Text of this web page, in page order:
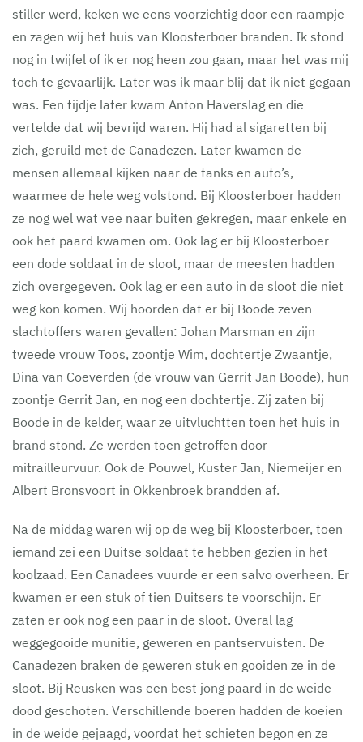
stiller werd, keken we eens voorzichtig door een raampje
en zagen wij het huis van Kloosterboer branden. Ik stond
nog in twijfel of ik er nog heen zou gaan, maar het was mij
toch te gevaarlijk. Later was ik maar blij dat ik niet gegaan
was. Een tijdje later kwam Anton Haverslag en die
vertelde dat wij bevrijd waren. Hij had al sigaretten bij
zich, geruild met de Canadezen. Later kwamen de
mensen allemaal kijken naar de tanks en auto’s,
waarmee de hele weg volstond. Bij Kloosterboer hadden
ze nog wel wat vee naar buiten gekregen, maar enkele en
ook het paard kwamen om. Ook lag er bij Kloosterboer
een dode soldaat in de sloot, maar de meesten hadden
zich overgegeven. Ook lag er een auto in de sloot die niet
weg kon komen. Wij hoorden dat er bij Boode zeven
slachtoffers waren gevallen: Johan Marsman en zijn
tweede vrouw Toos, zoontje Wim, dochtertje Zwaantje,
Dina van Coeverden (de vrouw van Gerrit Jan Boode), hun
zoontje Gerrit Jan, en nog een dochtertje. Zij zaten bij
Boode in de kelder, waar ze uitvluchtten toen het huis in
brand stond. Ze werden toen getroffen door
mitrailleurvuur. Ook de Pouwel, Kuster Jan, Niemeijer en
Albert Bronsvoort in Okkenbroek brandden af.
Na de middag waren wij op de weg bij Kloosterboer, toen
iemand zei een Duitse soldaat te hebben gezien in het
koolzaad. Een Canadees vuurde er een salvo overheen. Er
kwamen er een stuk of tien Duitsers te voorschijn. Er
zaten er ook nog een paar in de sloot. Overal lag
weggegooide munitie, geweren en pantservuisten. De
Canadezen braken de geweren stuk en gooiden ze in de
sloot. Bij Reusken was een best jong paard in de weide
dood geschoten. Verschillende boeren hadden de koeien
in de weide gejaagd, voordat het schieten begon en ze